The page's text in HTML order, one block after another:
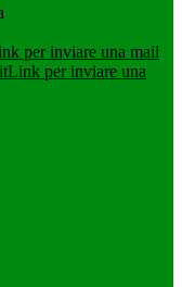
per inviare una mail
Link per inviare una